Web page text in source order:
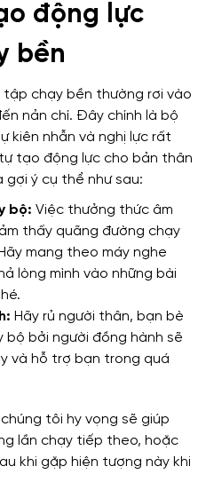
động lực
bền
tập chạy bền thường rơi vào
nản chí. Đây chính là bộ
kiên nhẫn và nghị lực rất
tạo động lực cho bản thân
gợi ý cụ thể như sau:
bộ: Việc thưởng thức âm
thấy quãng đường chạy
mang theo máy nghe
lòng mình vào những bài
Hãy rủ người thân, bạn bè
bộ bởi người đồng hành sẽ
và hỗ trợ bạn trong quá
tôi hy vọng sẽ giúp
lần chạy tiếp theo, hoặc
khi gặp hiện tượng này khi